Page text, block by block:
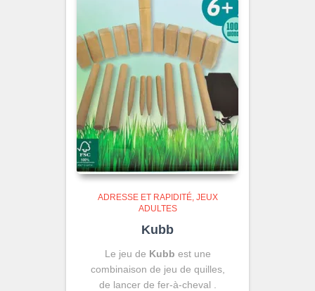
ADRESSE ET RAPIDITÉ JEUX
ADULTES
Kubb
Le jeu de Kubb est une
combinaison de jeu de quilles,
de lancer de fer-à-cheval .